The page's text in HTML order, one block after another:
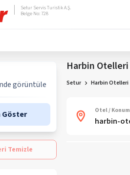
Setur Servis Turistik A.Ş.
Belge No: 728
görüntüle
Göster
Temizle
Harbin Otelleri
Setur Harbin Otelleri
Otel / Konum